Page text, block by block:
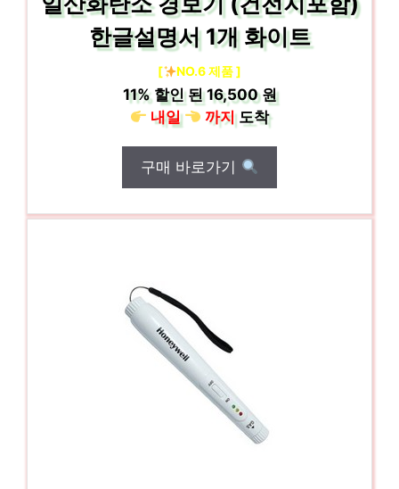
한글설명서 1개 화이트
[ NO.6 제품 ]
11%할인 된16,500 원
내일
까지도착
구매 바로가기